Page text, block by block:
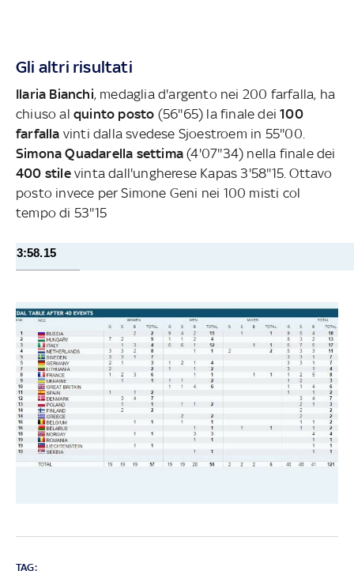
Gli altri risultati
Ilaria Bianchi, medaglia d'argento nei 200 farfalla, ha
chiuso al quinto posto (56''65) la finale dei100
farfalla vinti dalla svedese Sjoestroem in 55''00.
Simona Quadarella settima(4'07''34) nella finale dei
400 stilevinta dall'ungherese Kapas 3'58''15. Ottavo
posto invece per Simone Geni nei 100 misti col
tempo di 53''15
3:58.15
TAG: